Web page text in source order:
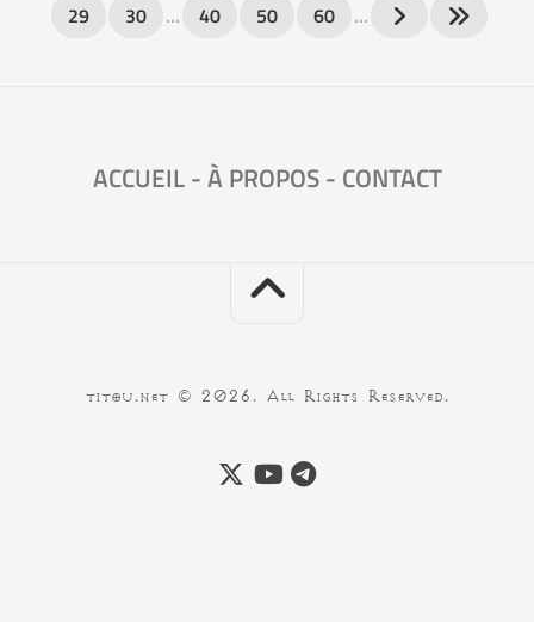
29
30 … 40 50 60 …
ACCUEIL-À PROPOS- CONTACT
titou.net © 2026. All Rights Reserved.